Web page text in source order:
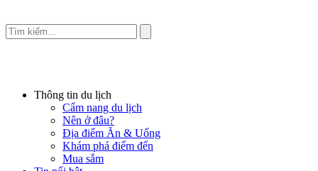
Thông tin du lịch
Cẩm nang du lịch
Nên ở đâu?
Địa điểm Ăn & Uống
Khám phá điểm đến
Mua sắm